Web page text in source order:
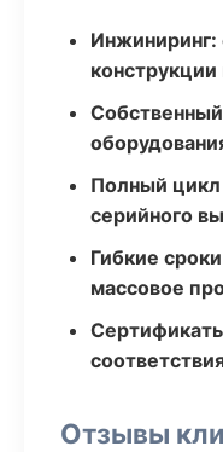
Инжиниринг:
конструкции
Полный цикл
серийного
Гибкие
массовое
Отзывы